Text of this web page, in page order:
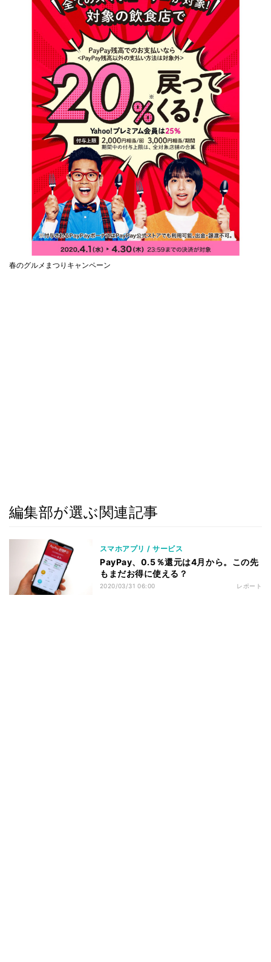
春のグルメまつりキャンペーン
編集部が選ぶ関連記事
スマホアプリ / サービス
PayPay、0.5％還元は4月から。この先
もまだお得に使える？
2020/03/31 06:00 レポート